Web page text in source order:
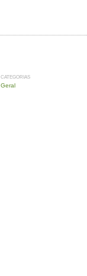
CATEGORIAS
Geral